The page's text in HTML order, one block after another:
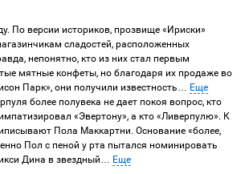
По версии историков, прозвище «Ириски»
сладостей, расположенных
непонятно, кто из них стал первым
мятные конфеты, но благодаря их продаже во
Парк», они получили известность… Еще
более полувека не дает покоя вопрос, кто
«Эвертону», а кто «Ливерпулю». К
Пола Маккартни. Основание «более,
Пол с пеной у рта пытался номинировать
Дина в звездный… Еще